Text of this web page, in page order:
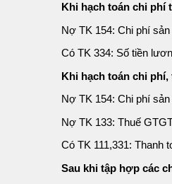
Khi hạch toán chi phí
Nợ TK 154: Chi phí
Có TK 334: Số tiền
Khi hạch toán chi
Nợ TK 154: Chi phí
Nợ TK 133: Thuế
Có TK 111,331: Thanh
Sau khi tập hợp các